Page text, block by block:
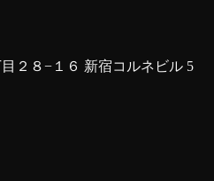
２８−１６ 新宿コルネビル 5